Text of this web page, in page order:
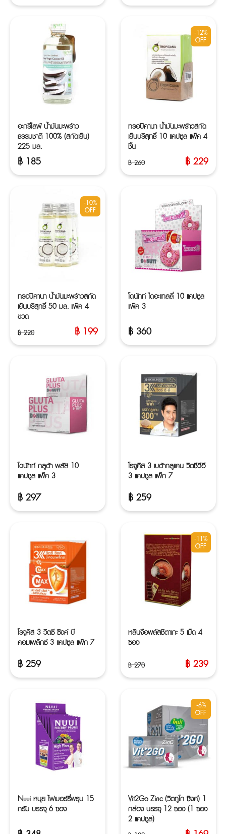
อะกรีไลฟ์ น้ำมันมะพร้าว
ธรรมชาติ 100% (สกัดเย็น)
225 มล.
฿ 185
-12%
OFF
ทรอปิคานา น้ำมันมะพร้าวสกัด
เย็นบริสุทธิ์ 10 แคปซูล แพ็ค 4
ชิ้น
฿260
Original
฿229
Current
-10%
OFF
ทรอปิคานา น้ำมันมะพร้าวสกัด
เย็นบริสุทธิ์ 50 มล. แพ็ค 4
ขวด
฿220 ฿ 199
โดนัทท์ ไดอะแทลลี่ 10 แคปซูล
แพ็ค 3
฿ 360
โดนัทท์ กลูต้า พลัส 10
แคปซูล แพ็ค 3
฿297
โรจูคิส 3 เบต้ากลูแคน วิตซีดีอี
3 แคปซูล แพ็ก 7
฿259
โรจูคิส 3 วิตซี ซิงค์ บี
คอมเพล็กซ์ 3 แคปซูล แพ็ก 7
฿259
-11%
OFF
หลินจือพลัสชิตาเกะ 5 เม็ด 4
ซอง
฿270 ฿239
Nuui หนุย ไฟเบอร์รี่พรุน 15
กรัม บรรจุ 6 ซอง
-6%
OFF
Vit2Go Zinc (วิตทูโก ซิงค์) 1
กล่อง บรรจุ 12 ซอง (1 ซอง
2 แคปซูล)